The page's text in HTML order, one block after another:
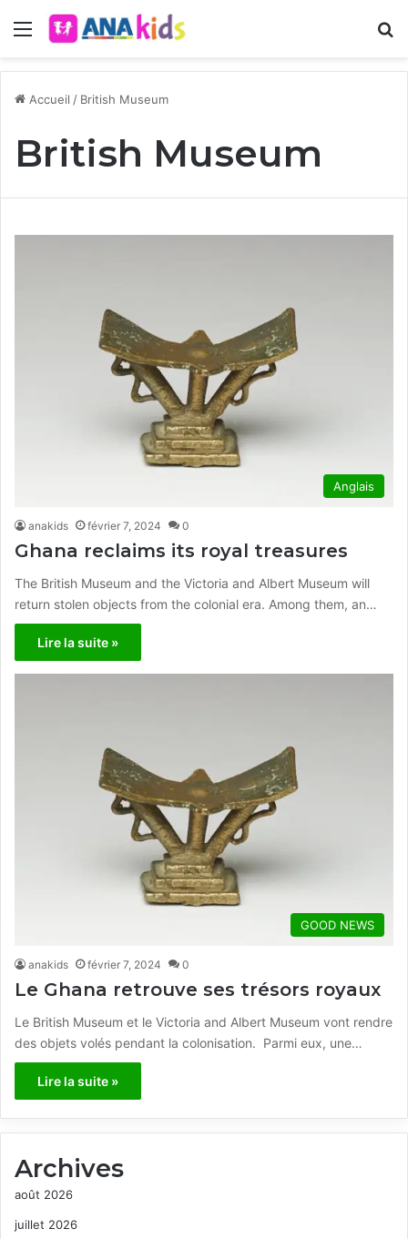
Menu
Accueil / British Museum
British Museum
Anglais
anakids février 7, 2024 0
Ghana reclaims its royal treasures
The British Museum and the Victoria and Albert Museum will
return stolen objects from the colonial era. Among them, an…
Lire la suite »
GOOD NEWS
anakids février 7, 2024 0
Le Ghana retrouve ses trésors royaux
Le British Museum et le Victoria and Albert Museum vont rendre
des objets volés pendant la colonisation. Parmi eux, une…
Lire la suite »
Archives
août 2026
juillet 2026